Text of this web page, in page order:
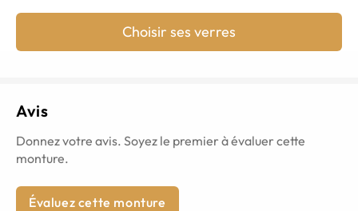
Choisir ses verres
Avis
Donnez votre avis. Soyez le premier à évaluer cette
monture.
Évaluez cette monture